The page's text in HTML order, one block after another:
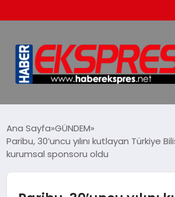
EKONOMİ
SİYASET
Ana Sayfa GÜNDEM
Paribu, 30’uncu yılını kutlayan Türkiye
kurumsal sponsoru oldu